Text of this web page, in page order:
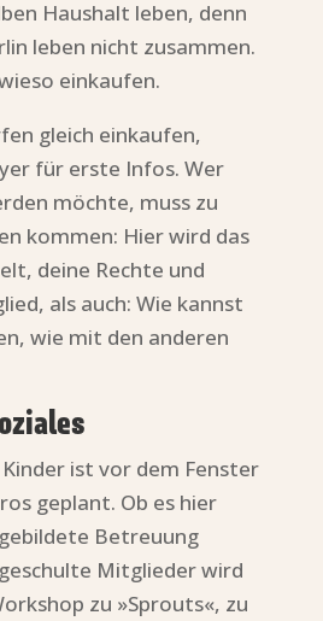
Haushalt leben, denn
leben nicht zusammen.
einkaufen.
gleich einkaufen,
für erste Infos. Wer
möchte, muss zu
kommen: Hier wird das
deine Rechte und
als auch: Wie kannst
wie mit den anderen
ist vor dem Fenster
geplant. Ob es hier
Betreuung
Mitglieder wird
zu »Sprouts«, zu